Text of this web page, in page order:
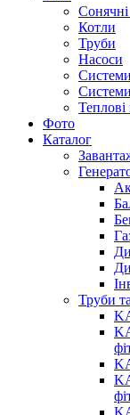
Котли
Труби
Насоси
Теплові
Фото
Каталог
Труби